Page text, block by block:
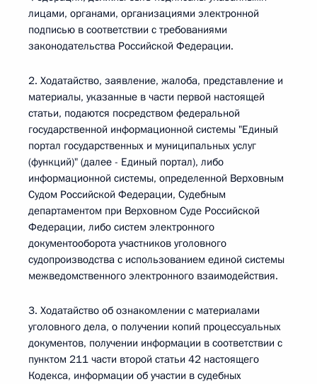
лицами, органами, организациями электронной
подписью в соответствии с требованиями
законодательства Российской Федерации.
2. Ходатайство, заявление, жалоба, представление и
материалы, указанные в части первой настоящей
статьи, подаются посредством федеральной
государственной информационной системы "Единый
портал государственных и муниципальных услуг
(функций)" (далее - Единый портал), либо
информационной системы, определенной Верховным
Судом Российской Федерации, Судебным
департаментом при Верховном Суде Российской
Федерации, либо систем электронного
документооборота участников уголовного
судопроизводства с использованием единой системы
межведомственного электронного взаимодействия.
3. Ходатайство об ознакомлении с материалами
уголовного дела, о получении копий процессуальных
документов, получении информации в соответствии с
пунктом 211 части второй статьи 42 настоящего
Кодекса, информации об участии в судебных